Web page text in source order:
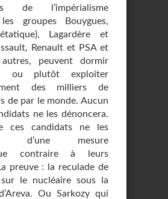
de l’impérialisme
groupes Bouygues,
Lagardère et
Renault et PSA et
peuvent dormir
ou plutôt exploiter
des milliers de
de par le monde. Aucun
ne les dénoncera.
ces candidats ne les
d’une mesure
contraire à leurs
preuve : la reculade de
sur le nucléaire sous la
Ou Sarkozy qui